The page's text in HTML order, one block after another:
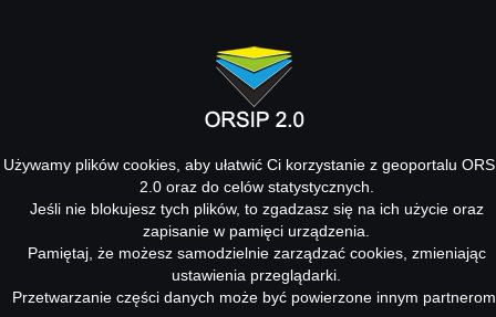
Używamy plików cookies, aby ułatwić Ci korzystanie z geoportalu
2.0 oraz do celów statystycznych.
Jeśli nie blokujesz tych plików, to zgadzasz się na ich użycie oraz
zapisanie w pamięci urządzenia.
Pamiętaj, że możesz samodzielnie zarządzać cookies, zmieniając
ustawienia przeglądarki.
Przetwarzanie części danych może być powierzone innym